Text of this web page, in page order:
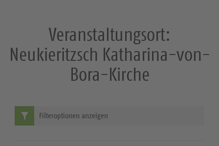
o
n
Veranstaltungsort:
Neukieritzsch Katharina-von-
Bora-Kirche
Filteroptionen anzeigen